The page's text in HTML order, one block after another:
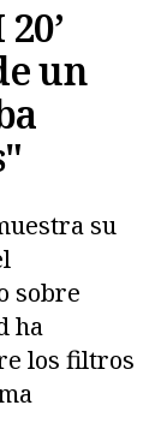
un
su
sobre
ha
los filtros